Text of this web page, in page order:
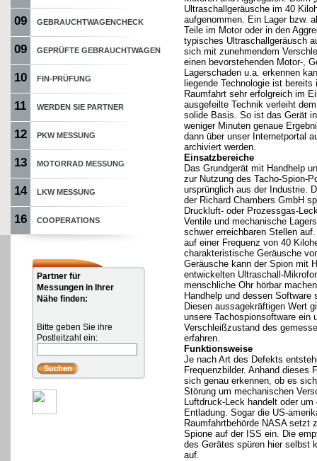
09 GEBRAUCHTWAGENCHECK
09 GEPRÜFTE GEBRAUCHTWAGEN
10 FIN-PRÜFUNG
11 WERDEN SIE PARTNER
12 PKW MESSUNG
13 MOTORRAD MESSUNG
14 LKW MESSUNG
16 COOPERATIONS
Partner für
Messungen in Ihrer
Nähe finden:
Bitte geben Sie ihre
Postleitzahl ein:
Ultraschallgeräusche im 40
aufgenommen. Ein Lager bzw.
Teile im Motor oder in den
typisches Ultraschallgeräusch
sich mit zunehmendem
einen bevorstehenden Motor-,
Lagerschaden u.a. erkennen
liegende Technologie ist bereits
Raumfahrt sehr erfolgreich im
ausgefeilte Technik verleiht
solide Basis. So ist das Gerät
weniger Minuten genaue
dann über unser Internetportal
archiviert werden.
Einsatzbereiche
Das Grundgerät mit Handhelp
zur Nutzung des Tacho-Spion-
ursprünglich aus der Industrie.
der Richard Chambers GmbH
Druckluft- oder Prozessgas-
Ventile und mechanische
schwer erreichbaren Stellen
auf einer Frequenz von 40
charakteristische Geräusche
Geräusche kann der Spion mit
entwickelten Ultraschall-
menschliche Ohr hörbar
Handhelp und dessen Software
Diesen aussagekräftigen Wert
unsere Tachospionsoftware ein
Verschleißzustand des
erfahren.
Funktionsweise
Je nach Art des Defekts
Frequenzbilder. Anhand dieses
sich genau erkennen, ob es
Störung um mechanischen
Luftdruck-Leck handelt oder
Entladung. Sogar die US-
Raumfahrtbehörde NASA setzt
Spione auf der ISS ein. Die
des Gerätes spüren hier selbst
auf.